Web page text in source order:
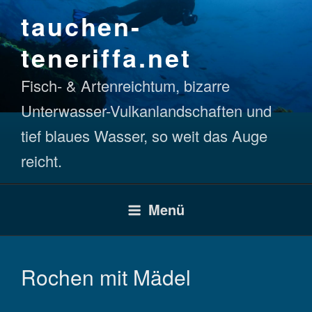
Zum
Inhalt
springentauchen-
teneriffa.net
Fisch- & Artenreichtum, bizarre
Unterwasser-Vulkanlandschaften und
tief blaues Wasser, so weit das Auge
reicht.
Menü
Rochen mit Mädel